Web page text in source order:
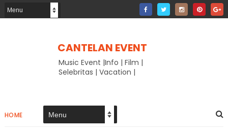
CANTELAN EVENT
Music Event |Info | Film |
Selebritas | Vacation |
HOME